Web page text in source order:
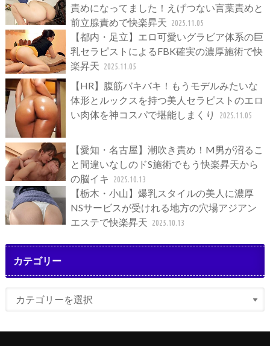
責めになってました！えげつない言葉責めと
前立腺責めで快楽昇天 2025.11.05
【都内・足立】エロ可愛いグラビア体系の巨
乳セラピストによるFBK確実の濃厚施術で快
楽昇天 2025.11.05
【HR】腹筋バキバキ！もうモデルみたいな
体形とルックスを持つ美人セラピストのエロ
い肉体を神コスパで堪能しまくり
2025.11.05
【愛知・名古屋】潮吹き責め！M男が沼るこ
と間違いなしのドS施術でもう快楽昇天から
の脳イキ
2025.10.13
【栃木・小山】爆乳スタイルの美人に濃厚
NSサービスが受けれる地方の穴場アジアン
エステで快楽昇天 2025.10.13
カテゴリー